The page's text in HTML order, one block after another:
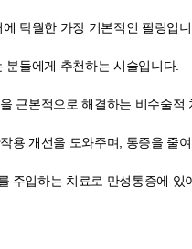
탁월한 가장 기본적인 필링입니
들에게 추천하는 시술입니다.
근본적으로 해결하는 비수술적
용 개선을 도와주며, 통증을 줄
주입하는 치료로 만성통증에 있